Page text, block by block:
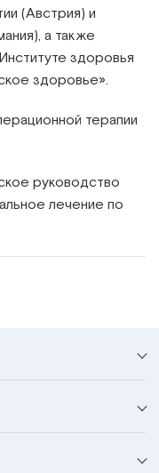
(Австрия) и
а также
здоровья
здоровье».
терапии
руководство
лечение по